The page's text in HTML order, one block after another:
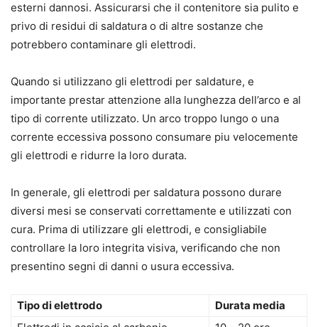
esterni dannosi. Assicurarsi che il contenitore sia pulito e
privo di residui di saldatura o di altre sostanze che
potrebbero contaminare gli elettrodi.
Quando si utilizzano gli elettrodi per saldature, e
importante prestar attenzione alla lunghezza dell’arco e al
tipo di corrente utilizzato. Un arco troppo lungo o una
corrente eccessiva possono consumare piu velocemente
gli elettrodi e ridurre la loro durata.
In generale, gli elettrodi per saldatura possono durare
diversi mesi se conservati correttamente e utilizzati con
cura. Prima di utilizzare gli elettrodi, e consigliabile
controllare la loro integrita visiva, verificando che non
presentino segni di danni o usura eccessiva.
Tipo di elettrodo
Durata media